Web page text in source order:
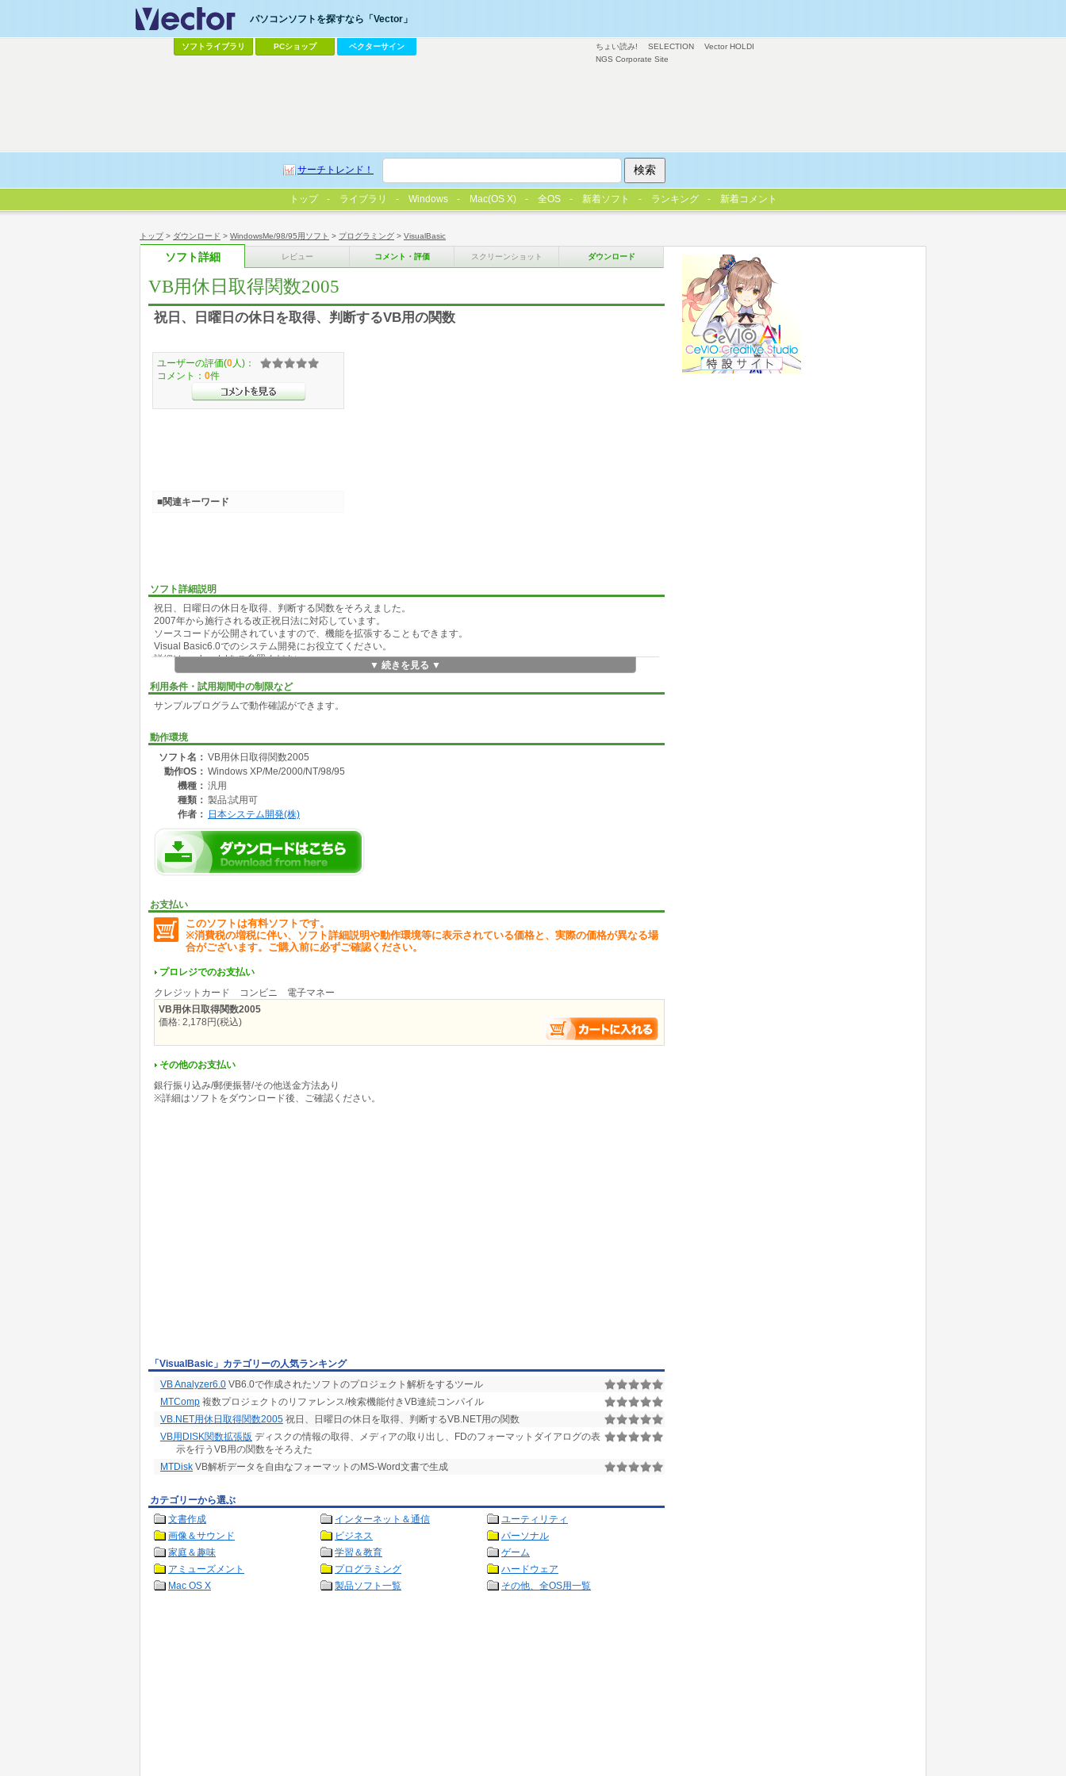
トップ> ダウンロード > WindowsMe/98/95用ソフト > プログラミング > VisualBasic
ソフト詳細 レビュー コメント・評価 スクリーンショット ダウンロード
VB用休日取得関数2005
祝日、日曜日の休日を取得、判断するVB用の関数
ソフト詳細説明
祝日、日曜日の休日を取得、判断する関数をそろえました。
2007年から施行される改正祝日法に対応しています。
ソースコードが公開されていますので、機能を拡張することもできます。
Visual Basic6.0でのシステム開発にお役立てください。
詳細はreadme.txtをご参照ください。
▼ 続きを見る ▼
利用条件・試用期間中の制限など
サンプルプログラムで動作確認ができます。
動作環境
ソフト名： VB用休日取得関数2005
動作OS： Windows XP/Me/2000/NT/98/95
機種： 汎用
種類： 製品:試用可
作者：
日本システム開発(株)
お支払い
このソフトは有料ソフトです。
※消費税の増税に伴い、ソフト詳細説明や動作環境等に表示されている価格と、実際の価格が異なる場
合がございます。ご購入前に必ずご確認ください。
プロレジでのお支払い
クレジットカード コンビニ 電子マネー
VB用休日取得関数2005
価格: 2,178円(税込)
その他のお支払い
銀行振り込み/郵便振替/その他送金方法あり
※詳細はソフトをダウンロード後、ご確認ください。
ユーザーの評価(0 人)：
コメント： 0件
■関連キーワード
「VisualBasic」カテゴリーの人気ランキング
VB Analyzer6.0 VB6.0で作成されたソフトのプロジェクト解析をするツール
MTComp 複数プロジェクトのリファレンス/検索機能付きVB連続コンパイル
VB.NET用休日取得関数2005 祝日、日曜日の休日を取得、判断するVB.NET用の関数
VB用DISK関数拡張版 ディスクの情報の取得、メディアの取り出し、FDのフォーマットダイアログの表
示を行うVB用の関数をそろえた
MTDisk VB解析データを自由なフォーマットのMS-Word文書で生成
カテゴリーから選ぶ
文書作成
インターネット＆通信
ユーティリティ
画像＆サウンド
ビジネス
パーソナル
家庭＆趣味
学習＆教育
ゲーム
アミューズメント
プログラミング
ハードウェア
Mac OS X
製品ソフト一覧 その他、全OS用一覧
ちょい読み! SELECTION
Vector HOLDI
NGS Corporate Site
パソコンソフトを探すなら「Vector」
ソフトライブラリ PCショップ ベクターサイン
サーチトレンド！
トップ ライブラリ Windows Mac(OS X) 全OS 新着ソフト ランキング 新着コメント